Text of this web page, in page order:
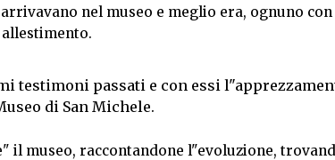
nel museo e meglio era, ognuno con
testimoni passati e con essi
di San Michele.
museo, raccontandone l"evoluzione,